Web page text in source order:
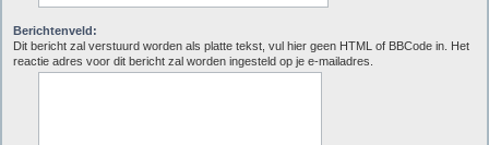
Berichtenveld:
Dit bericht zal verstuurd worden als platte tekst, vul hier geen HTML of BBCode in. Het
reactie adres voor dit bericht zal worden ingesteld op je e-mailadres.